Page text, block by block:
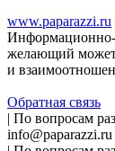
www.paparazzi.ru
Информационно-
желающий может
и
Обратная связь
| По вопросам
info@paparazzi.ru